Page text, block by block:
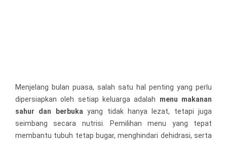
Menjelang bulan puasa, salah satu hal penting yang perlu
dipersiapkan oleh setiap keluarga adalah menu makanan
sahur dan berbuka yang tidak hanya lezat, tetapi juga
seimbang secara nutrisi. Pemilihan menu yang tepat
membantu tubuh tetap bugar, menghindari dehidrasi, serta